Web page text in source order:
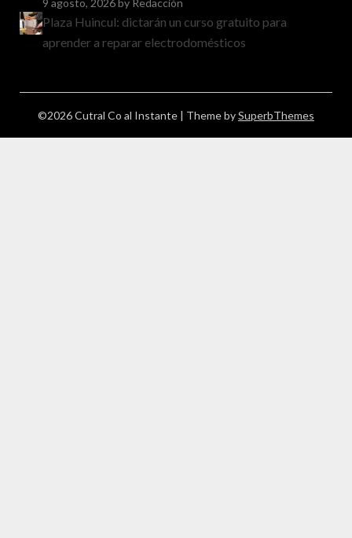
Plaza Huincul: dictarán un curso gratuito para
aprender a reparar electrodomésticos
©2026 Cutral Co al Instante | Theme bySuperbThemes